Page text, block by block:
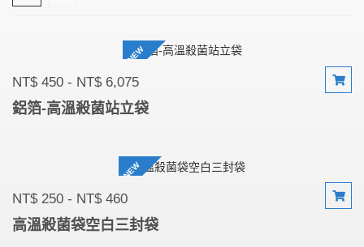
NEW
NT$ 450 - NT$ 6,075
鋁箔-高溫殺菌站立袋
NEW
NT$ 250 - NT$ 460
高溫殺菌袋空白三封袋